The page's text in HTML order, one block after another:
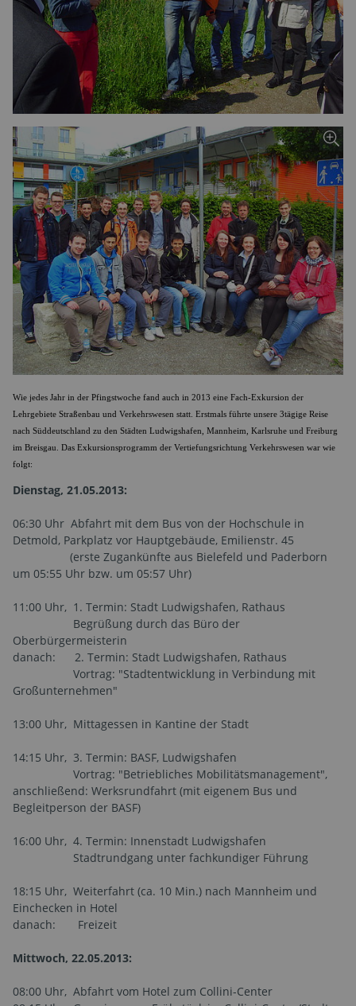
Wie jedes Jahr in der Pfingstwoche fand auch in 2013 eine Fach-Exkursion der
Lehrgebiete Straßenbau und Verkehrswesen statt. Erstmals führte unsere 3tägige Reise
nach Süddeutschland zu den Städten Ludwigshafen, Mannheim, Karlsruhe und Freiburg
im Breisgau. Das Exkursionsprogramm der Vertiefungsrichtung Verkehrswesen war wie
folgt:
Dienstag, 21.05.2013:
06:30 Uhr Abfahrt mit dem Bus von der Hochschule in
Detmold, Parkplatz vor Hauptgebäude, Emilienstr. 45
(erste Zugankünfte aus Bielefeld und Paderborn
um 05:55 Uhr bzw. um 05:57 Uhr)
11:00 Uhr, 1. Termin: Stadt Ludwigshafen, Rathaus
Begrüßung durch das Büro der
Oberbürgermeisterin
danach: 2. Termin: Stadt Ludwigshafen, Rathaus
Vortrag: "Stadtentwicklung in Verbindung mit
Großunternehmen"
13:00 Uhr, Mittagessen in Kantine der Stadt
14:15 Uhr, 3. Termin: BASF, Ludwigshafen
Vortrag: "Betriebliches Mobilitätsmanagement",
anschließend: Werksrundfahrt (mit eigenem Bus und
Begleitperson der BASF)
16:00 Uhr, 4. Termin: Innenstadt Ludwigshafen
Stadtrundgang unter fachkundiger Führung
18:15 Uhr, Weiterfahrt (ca. 10 Min.) nach Mannheim und
Einchecken in Hotel
danach: Freizeit
Mittwoch, 22.05.2013:
08:00 Uhr, Abfahrt vom Hotel zum Collini-Center